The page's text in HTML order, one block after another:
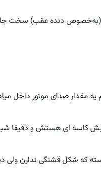
(به‌خصوص دنده عقب) سخت جا
عقبش کاسه ای هستش و
که شکل قشنگی ندارن ولی